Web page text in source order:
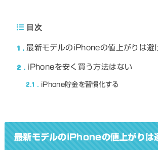
目次
1 最新モデルのiPhoneの値上がりは避
2 iPhoneを安く買う方法はない
2.1 iPhone貯金を習慣化する
最新モデルのiPhoneの値上がりは